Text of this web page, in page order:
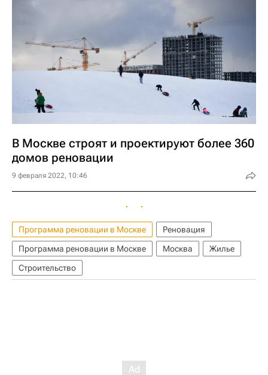
В Москве строят и проектируют более 360
домов реновации
9 февраля 2022, 10:46
Программа реновации в Москве
Реновация
Программа реновации в Москве
Москва
Жилье
Строительство